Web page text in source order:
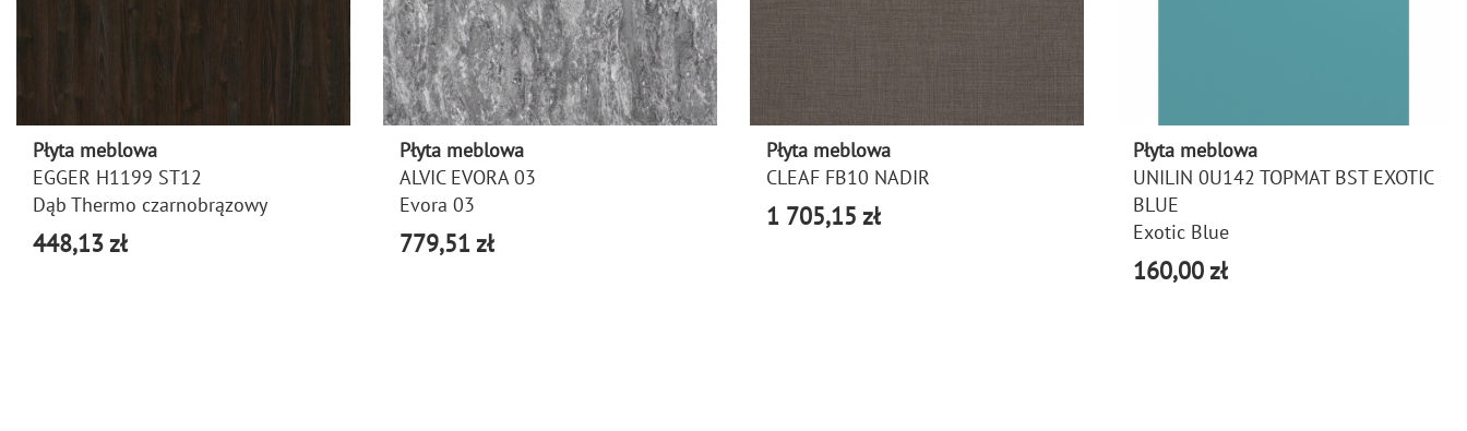
Płyta meblowa
EGGER H1199 ST12
Dąb Thermo czarnobrązowy
448,13 zł
Płyta meblowa
ALVIC EVORA 03
Evora 03
779,51 zł
Płyta meblowa
CLEAF FB10 NADIR
1 705,15 zł
Płyta meblowa
UNILIN 0U142 TOPMAT BST EXOTIC
BLUE
Exotic Blue
160,00 zł